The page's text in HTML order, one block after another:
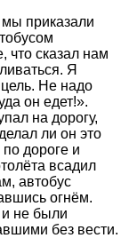
приказали
что сказал нам
Я
Не надо
он едет!».
на дорогу,
ли он это
дороге и
всадил
автобус
огнём.
не были
без вести.